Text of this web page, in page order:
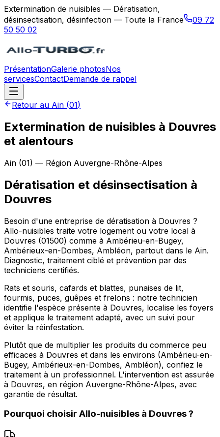
Extermination de nuisibles — Dératisation,
désinsectisation, désinfection — Toute la France
09 72
50 50 02
PrésentationGalerie photosNos
servicesContactDemande de rappel
Retour au Ain (01)
Extermination de nuisibles à Douvres
et alentours
Ain (01) — Région Auvergne-Rhône-Alpes
Dératisation et désinsectisation à
Douvres
Besoin d'une entreprise de dératisation à Douvres ?
Allo-nuisibles traite votre logement ou votre local à
Douvres (01500) comme à Ambérieu-en-Bugey,
Ambérieux-en-Dombes, Ambléon, partout dans le Ain.
Diagnostic, traitement ciblé et prévention par des
techniciens certifiés.
Rats et souris, cafards et blattes, punaises de lit,
fourmis, puces, guêpes et frelons : notre technicien
identifie l'espèce présente à Douvres, localise les foyers
et applique le traitement adapté, avec un suivi pour
éviter la réinfestation.
Plutôt que de multiplier les produits du commerce peu
efficaces à Douvres et dans les environs (Ambérieu-en-
Bugey, Ambérieux-en-Dombes, Ambléon), confiez le
traitement à un professionnel. L'intervention est assurée
à Douvres, en région Auvergne-Rhône-Alpes, avec
garantie de résultat.
Pourquoi choisir Allo-nuisibles à Douvres?